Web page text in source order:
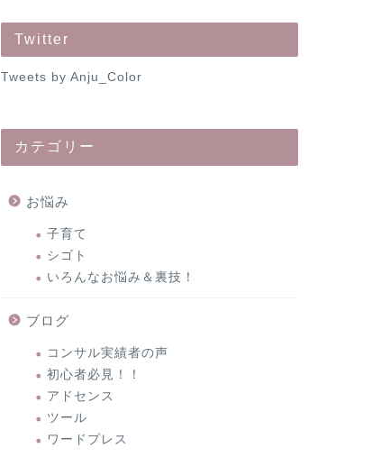
Twitter
Tweets by Anju_Color
カテゴリー
お悩み
子育て
シゴト
いろんなお悩み＆裏技！
ブログ
コンサル実績者の声
初心者必見！！
アドセンス
ツール
ワードプレス